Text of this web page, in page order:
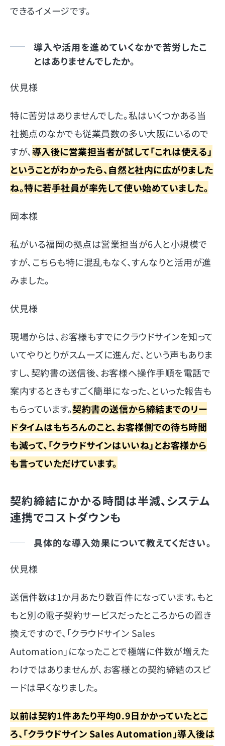
できるイメージです。
導入や活用を進めていくなかで苦労したこ
とはありませんでしたか。
伏見様
特に苦労はありませんでした。私はいくつかある当
社拠点のなかでも従業員数の多い大阪にいるので
すが、導入後に営業担当者が試して「これは使える」
ということがわかったら、自然と社内に広がりました
ね。特に若手社員が率先して使い始めていました。
岡本様
私がいる福岡の拠点は営業担当が6人と小規模で
すが、こちらも特に混乱もなく、すんなりと活用が進
みました。
伏見様
現場からは、お客様もすでにクラウドサインを知って
いてやりとりがスムーズに進んだ、という声もありま
すし、契約書の送信後、お客様へ操作手順を電話で
案内するときもすごく簡単になった、といった報告も
もらっています。契約書の送信から締結までのリー
ドタイムはもちろんのこと、お客様側での待ち時間
も減って、「クラウドサインはいいね」とお客様から
も言っていただけています。
契約締結にかかる時間は半減、システム
連携でコストダウンも
具体的な導入効果について教えてください。
伏見様
送信件数は1か月あたり数百件になっています。もと
もと別の電子契約サービスだったところからの置き
換えですので、「クラウドサイン Sales
Automation」になったことで極端に件数が増えた
わけではありませんが、お客様との契約締結のスピ
ードは早くなりました。
以前は契約1件あたり平均0.9日かかっていたとこ
ろ、「クラウドサイン Sales Automation」導入後は